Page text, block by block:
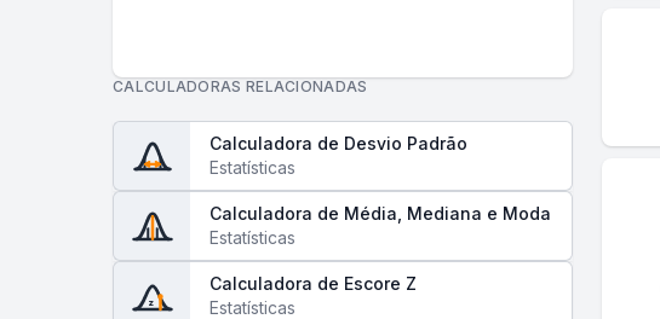
CALCULADORAS RELACIONADAS
Calculadora de Desvio Padrão
Estatísticas
Calculadora de Média, Mediana e Moda
Estatísticas
z
Calculadora de Escore Z
Estatísticas